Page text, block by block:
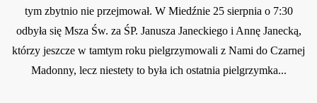
tym zbytnio nie przejmował. W Miedźnie 25 sierpnia o 7:30
odbyła się Msza Św. za ŚP. Janusza Janeckiego i Annę Janecką,
którzy jeszcze w tamtym roku pielgrzymowali z Nami do Czarnej
Madonny, lecz niestety to była ich ostatnia pielgrzymka...